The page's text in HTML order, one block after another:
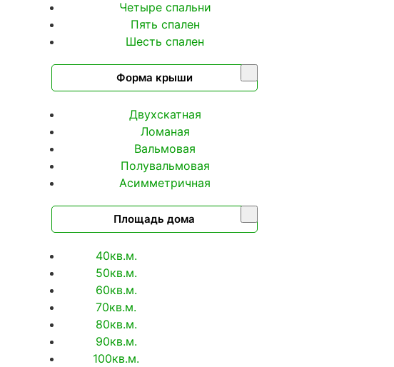
Четыре спальни
Пять спален
Шесть спален
Форма крыши
Двухскатная
Ломаная
Вальмовая
Полувальмовая
Асимметричная
Площадь дома
40кв.м.
50кв.м.
60кв.м.
70кв.м.
80кв.м.
90кв.м.
100кв.м.